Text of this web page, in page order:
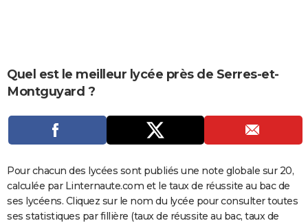
Carte de Noël
Carte Bonne année
Carte Saint-Valentin
Carte Pâques
Carte d'anniversaire
DICTIONNAIRE
Dictionnaire
Biographies
Citations
Expressions
Proverbes
COPAINS D'AVANT
FORUM
Bricolage
Lifestyle
Culture
Television
Voyage
Cinema
Quel est le meilleur lycée près de Serres-et-
Montguyard ?
Pour chacun des lycées sont publiés une note globale sur 20,
calculée par Linternaute.com et le taux de réussite au bac de
ses lycéens. Cliquez sur le nom du lycée pour consulter toutes
ses statistiques par fillière (taux de réussite au bac, taux de